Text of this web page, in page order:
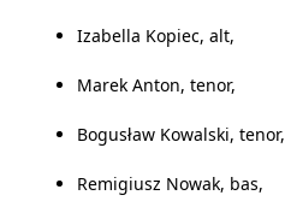
Izabella Kopiec, alt,
Marek Anton, tenor,
Bogusław Kowalski, tenor,
Remigiusz Nowak, bas,